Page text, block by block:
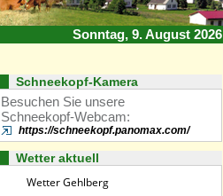
Sonntag, 9. August 2026
Schneekopf-Kamera
Besuchen Sie unsere
Schneekopf-Webcam:
https://schneekopf.panomax.com/
Wetter aktuell
Wetter Gehlberg